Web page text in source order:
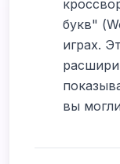
букв"
играх.
вы